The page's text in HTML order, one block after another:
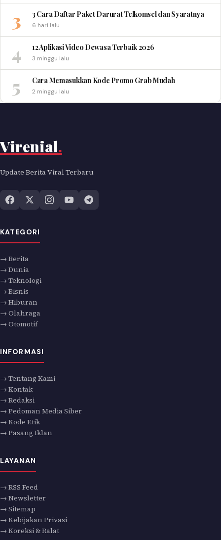
3 3 Cara Daftar Paket Darurat Telkomsel dan Syaratnya
6 hari lalu
4 12 Aplikasi Video Dewasa Terbaik 2026
3 minggu lalu
5 Cara Memasukkan Kode Promo Grab Mudah
2 minggu lalu
Virenial.
Update Berita Viral Terbaru
KATEGORI
→ Berita
→ Dunia
→ Teknologi
→ Bisnis
→ Hiburan
→ Olahraga
→ Otomotif
INFORMASI
→ Tentang Kami
→ Kontak
→ Redaksi
→ Pedoman Media Siber
→ Kode Etik
→ Pasang Iklan
LAYANAN
→ RSS Feed
→ Newsletter
→ Sitemap
→ Kebijakan Privasi
→ Koreksi & Ralat